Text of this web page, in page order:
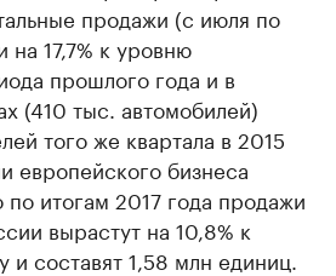
продажи (с июля по
на 17,7% к уровню
прошлого года и в
(410 тыс. автомобилей)
того же квартала в 2015
европейского бизнеса
по итогам 2017 года продажи
вырастут на 10,8% к
составят 1,58 млн единиц.